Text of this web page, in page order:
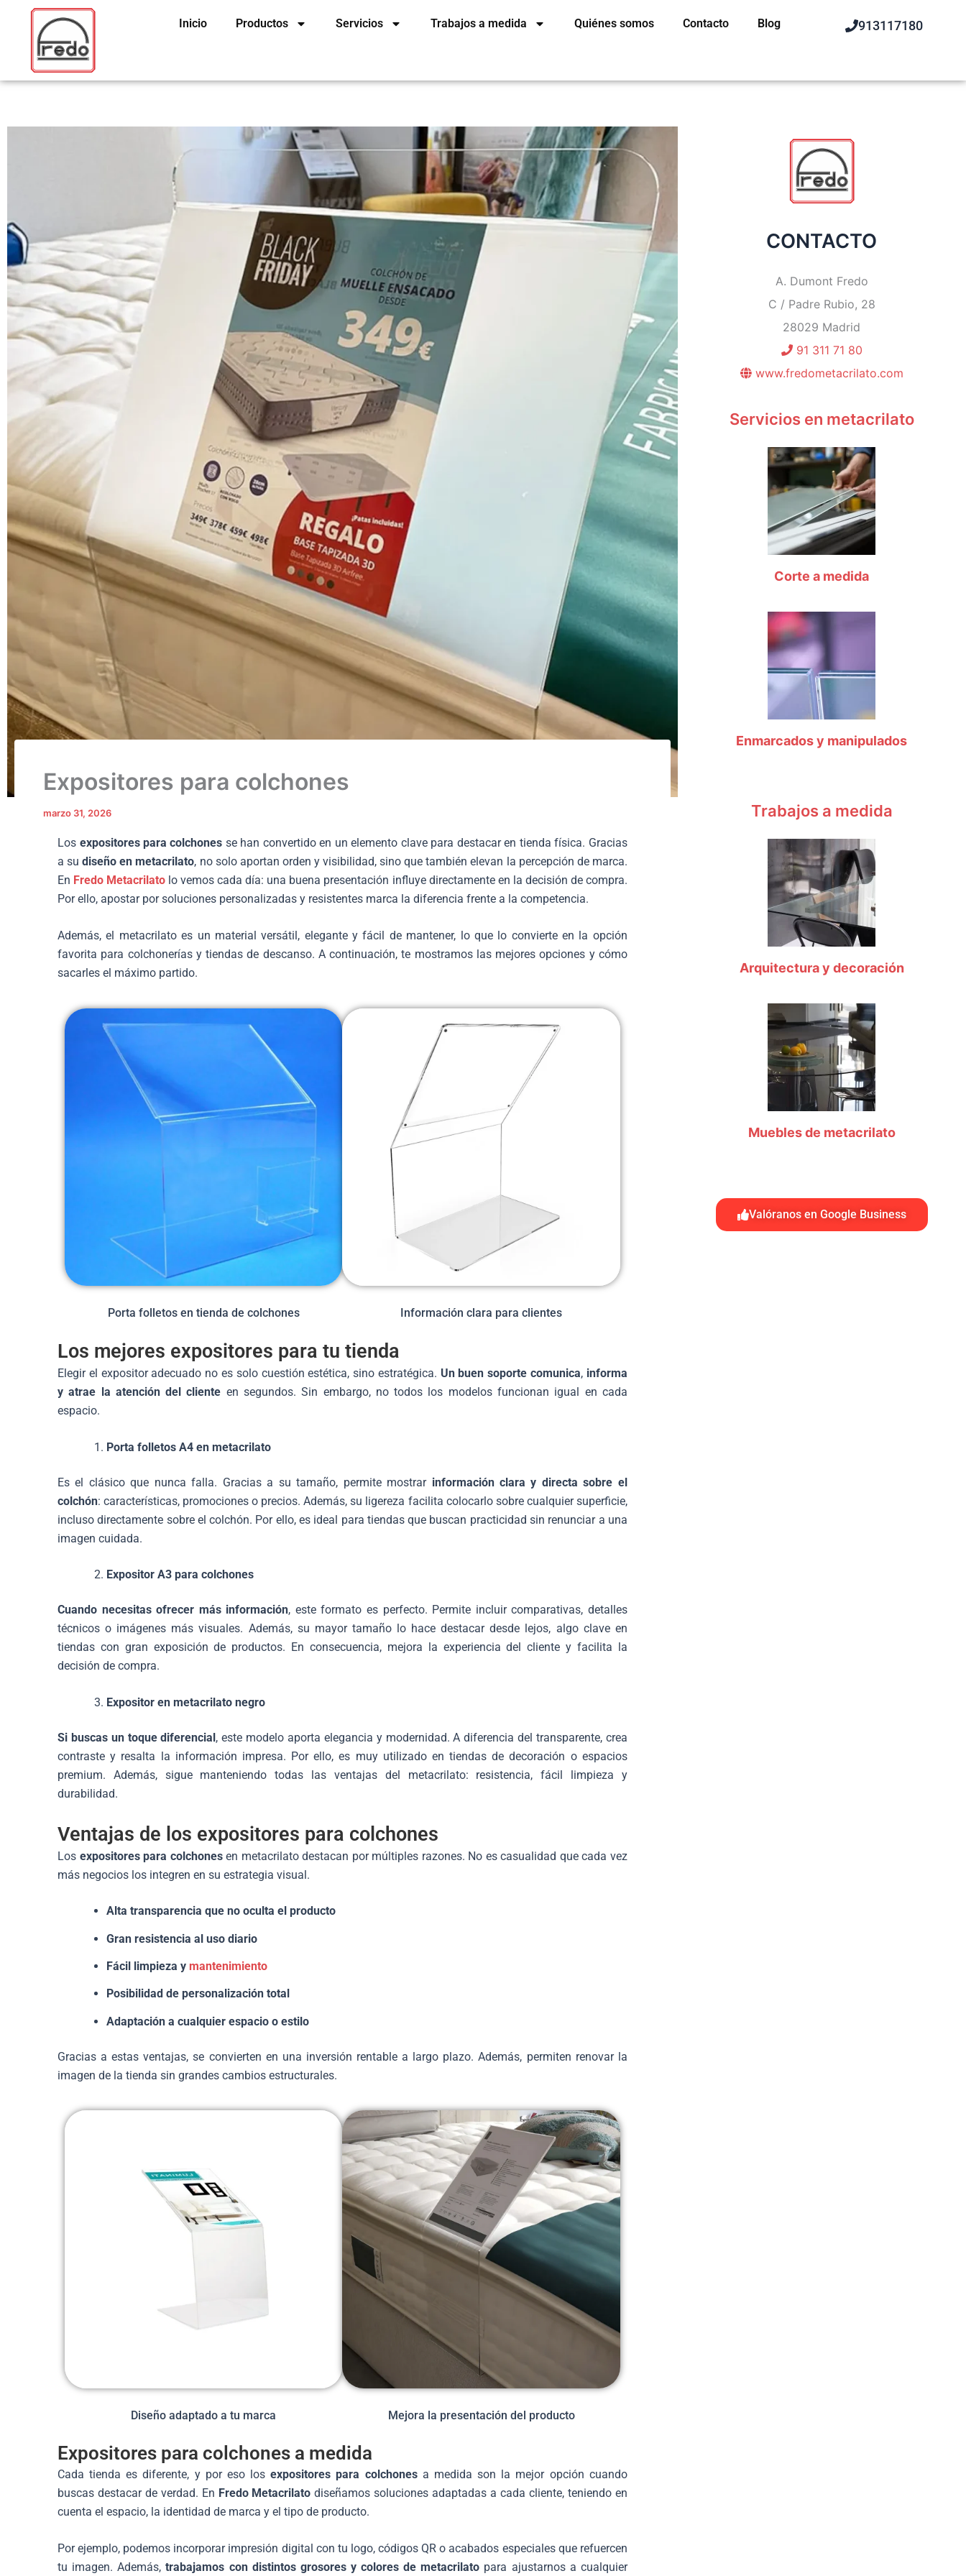
contenido
Inicio Productos Servicios Trabajos a medida Quiénes somos Contacto Blog 913117180
Expositores para colchones
marzo 31, 2026
Los expositores para colchones se han convertido en un elemento clave para destacar en tienda física. Gracias
a sudiseño en metacrilato, no solo aportan orden y visibilidad, sino que también elevan la percepción de marca.
En Fredo Metacrilato lo vemos cada día: una buena presentación influye directamente en la decisión de compra.
Por ello, apostar por soluciones personalizadas y resistentes marca la diferencia frente a la competencia.
Además, el metacrilato es un material versátil, elegante y fácil de mantener, lo que lo convierte en la opción
favorita para colchonerías y tiendas de descanso. A continuación, te mostramos las mejores opciones y cómo
sacarles el máximo partido.
Porta folletos en tienda de colchones Información clara para clientes
Los mejores expositores para tu tienda
Elegir el expositor adecuado no es solo cuestión estética, sino estratégica. Un buen soporte comunica, informa
y atrae la atención del cliente en segundos. Sin embargo, no todos los modelos funcionan igual en cada
espacio.
Porta folletos A4 en metacrilato
Es el clásico que nunca falla. Gracias a su tamaño, permite mostrar información clara y directa sobre el
colchón: características, promociones o precios. Además, su ligereza facilita colocarlo sobre cualquier superficie,
incluso directamente sobre el colchón. Por ello, es ideal para tiendas que buscan practicidad sin renunciar a una
imagen cuidada.
Expositor A3 para colchones
Cuando necesitas ofrecer más información, este formato es perfecto. Permite incluir comparativas, detalles
técnicos o imágenes más visuales. Además, su mayor tamaño lo hace destacar desde lejos, algo clave en
tiendas con gran exposición de productos. En consecuencia, mejora la experiencia del cliente y facilita la
decisión de compra.
Expositor en metacrilato negro
Si buscas un toque diferencial, este modelo aporta elegancia y modernidad. A diferencia del transparente, crea
contraste y resalta la información impresa. Por ello, es muy utilizado en tiendas de decoración o espacios
premium. Además, sigue manteniendo todas las ventajas del metacrilato: resistencia, fácil limpieza y
durabilidad.
Ventajas de los expositores para colchones
Los expositores para colchonesen metacrilato destacan por múltiples razones. No es casualidad que cada vez
más negocios los integren en su estrategia visual.
Alta transparencia que no oculta el producto
Gran resistencia al uso diario
Fácil limpieza y mantenimiento
Posibilidad de personalización total
Adaptación a cualquier espacio o estilo
Gracias a estas ventajas, se convierten en una inversión rentable a largo plazo. Además, permiten renovar la
imagen de la tienda sin grandes cambios estructurales.
Diseño adaptado a tu marca Mejora la presentación del producto
Expositores para colchones a medida
Cada tienda es diferente, y por eso losexpositores para colchonesa medida son la mejor opción cuando
buscas destacar de verdad. En Fredo Metacrilato diseñamos soluciones adaptadas a cada cliente, teniendo en
cuenta el espacio, la identidad de marca y el tipo de producto.
Por ejemplo, podemos incorporar impresión digital con tu logo, códigos QR o acabados especiales que refuercen
tu imagen. Además,trabajamos con distintos grosores y colores de metacrilato para ajustarnos a cualquier
CONTACTO
A. Dumont Fredo
C / Padre Rubio, 28
28029 Madrid
91 311 71 80
www.fredometacrilato.com
Servicios en metacrilato
Corte a medida
Enmarcados y manipulados
Trabajos a medida
Arquitectura y decoración
Muebles de metacrilato
Valóranos en Google Business